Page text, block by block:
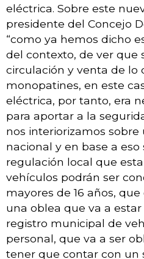
eléctrica. Sobre este
presidente del Concejo
“como ya hemos dicho
del contexto, de ver que
circulación y venta de lo
monopatines, en este
eléctrica, por tanto, era
para aportar a la
nos interiorizamos sobre
nacional y en base a eso
regulación local que
vehículos podrán ser
mayores de 16 años,
una oblea que va a
registro municipal de
personal, que va a ser
tener que contar con un